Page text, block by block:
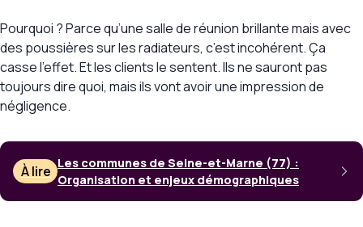
Pourquoi ? Parce qu’une salle de réunion brillante mais avec
des poussières sur les radiateurs, c’est incohérent. Ça
casse l’effet. Et les clients le sentent. Ils ne sauront pas
toujours dire quoi, mais ils vont avoir une impression de
négligence.
À lire Les communes de Seine-et-Marne (77) :
Organisation et enjeux démographiques